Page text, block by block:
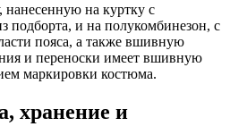
на куртку с
подборта, и на полукомбинезон, с
пояса, а также вшивную
и переноски имеет вшивную
маркировки костюма.
хранение и